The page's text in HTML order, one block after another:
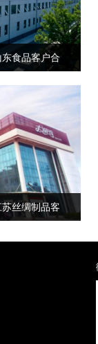
食品客户合
丝绸制品‌‌‌‌客